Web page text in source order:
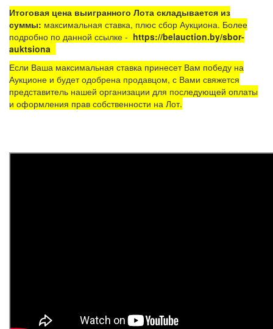
Итоговая цена выигранного Лота складывается из
суммы: максимальная ставка, плюс сбор Аукциона. Более
подробно по данной ссылке - https://belauction.by/sbor-
auktsiona
Если Ваша максимальная ставка принесет Вам победу на
Аукционе и будет одобрена продавцом, с Вами свяжется
представитель нашей организации для последующей оплаты
и оформления прав собственности на Лот.